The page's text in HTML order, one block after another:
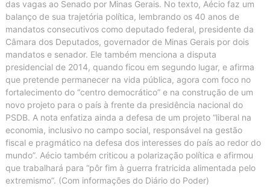
das vagas ao Senado por Minas Gerais. No texto, Aécio faz um
balanço de sua trajetória política, lembrando os 40 anos de
mandatos consecutivos como deputado federal, presidente da
Câmara dos Deputados, governador de Minas Gerais por dois
mandatos e senador. Ele também menciona a disputa
presidencial de 2014, quando ficou em segundo lugar, e afirma
que pretende permanecer na vida pública, agora com foco no
fortalecimento do “centro democrático” e na construção de um
novo projeto para o país à frente da presidência nacional do
PSDB. A nota enfatiza ainda a defesa de um projeto “liberal na
economia, inclusivo no campo social, responsável na gestão
fiscal e pragmático na defesa dos interesses do país ao redor do
mundo”. Aécio também criticou a polarização política e afirmou
que trabalhará para “pôr fim à guerra fratricida alimentada pelo
extremismo”. (Com informações do Diário do Poder)